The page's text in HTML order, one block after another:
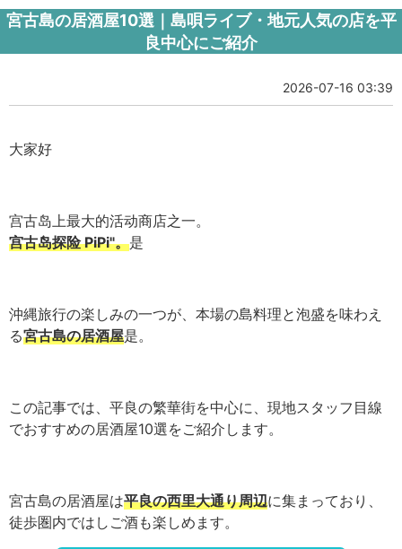
宮古島の居酒屋10選｜島唄ライブ・地元人気の店を平
良中心にご紹介
2026-07-16 03:39
大家好
宫古岛上最大的活动商店之一。
宫古岛探险 PiPi"。是
沖縄旅行の楽しみの一つが、本場の島料理と泡盛を味わえ
る宮古島の居酒屋是。
この記事では、平良の繁華街を中心に、現地スタッフ目線
でおすすめの居酒屋10選をご紹介します。
宮古島の居酒屋は平良の西里大通り周辺に集まっており、
徒歩圏内ではしご酒も楽しめます。